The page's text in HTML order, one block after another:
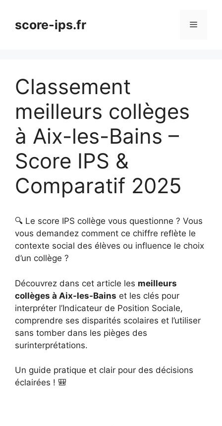
contenuscore-ips.fr Menu
Classement
meilleurs collèges
à Aix-les-Bains –
Score IPS &
Comparatif 2025
🔍 Le score IPS collège vous questionne ? Vous
vous demandez comment ce chiffre reflète le
contexte social des élèves ou influence le choix
d’un collège ?
Découvrez dans cet article les meilleurs
collèges à Aix-les-Bains et les clés pour
interpréter l’Indicateur de Position Sociale,
comprendre ses disparités scolaires et l’utiliser
sans tomber dans les pièges des
surinterprétations.
Un guide pratique et clair pour des décisions
éclairées ! 🎒